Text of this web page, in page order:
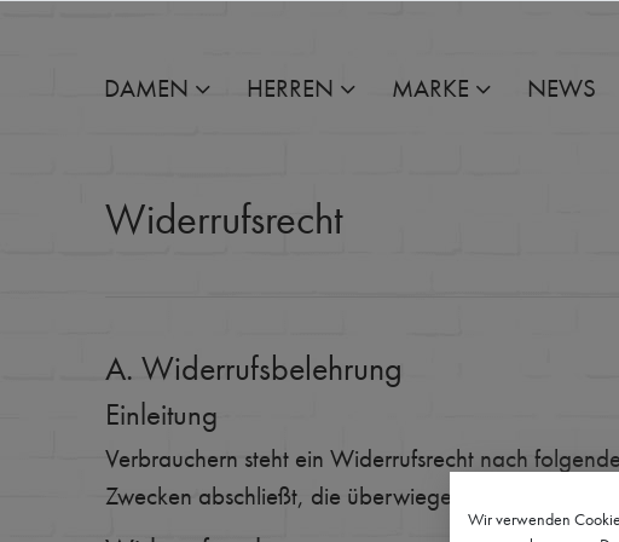
DAMEN HERREN MARKE NEWS
Widerrufs­recht
A. Widerrufsbelehrung
Einleitung
Verbrauchern steht ein Widerrufsrecht nach
Zwecken abschließt, die überwiegend weder ihrer
Wir verwenden